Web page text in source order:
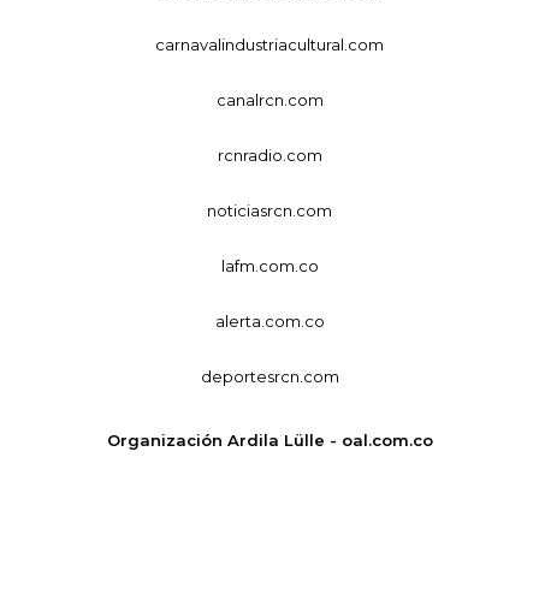
carnavalindustriacultural.com
canalrcn.com
rcnradio.com
noticiasrcn.com
lafm.com.co
alerta.com.co
deportesrcn.com
Organización Ardila Lülle - oal.com.co